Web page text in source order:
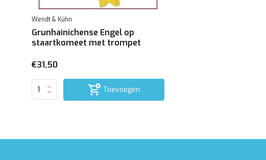
Wendt & Kühn
Grunhainichense Engel op
staartkomeet met trompet
€31,50
Toevoegen